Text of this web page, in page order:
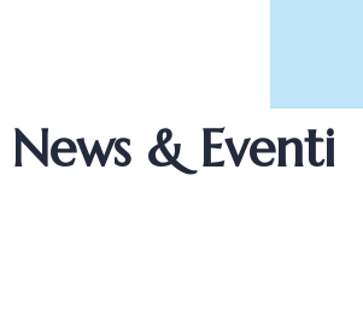
News & Eventi